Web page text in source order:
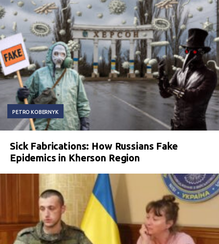
PETRO KOBERNYK
Sick Fabrications: How Russians Fake
Epidemics in Kherson Region